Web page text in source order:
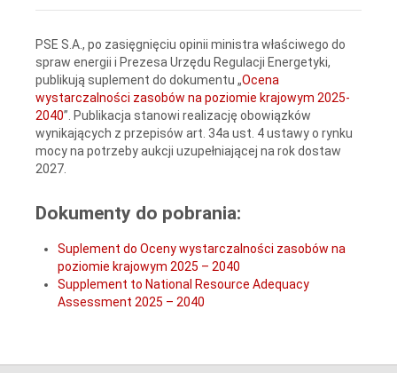
PSE S.A., po zasięgnięciu opinii ministra właściwego do
spraw energii i Prezesa Urzędu Regulacji Energetyki,
publikują suplement do dokumentu „Ocena
wystarczalności zasobów na poziomie krajowym 2025-
2040”. Publikacja stanowi realizację obowiązków
wynikających z przepisów art. 34a ust. 4 ustawy o rynku
mocy na potrzeby aukcji uzupełniającej na rok dostaw
2027.
Dokumenty do pobrania:
Suplement do Oceny wystarczalności zasobów na
poziomie krajowym 2025 – 2040
Supplement to National Resource Adequacy
Assessment 2025 – 2040